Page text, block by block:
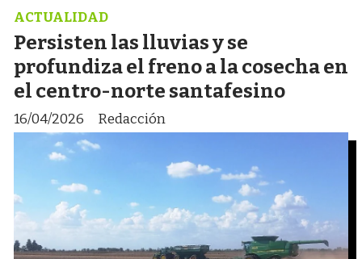
Persisten las lluvias y se
profundiza el freno a la cosecha en
el centro-norte santafesino
Redacción
ACTUALIDAD
16/04/2026